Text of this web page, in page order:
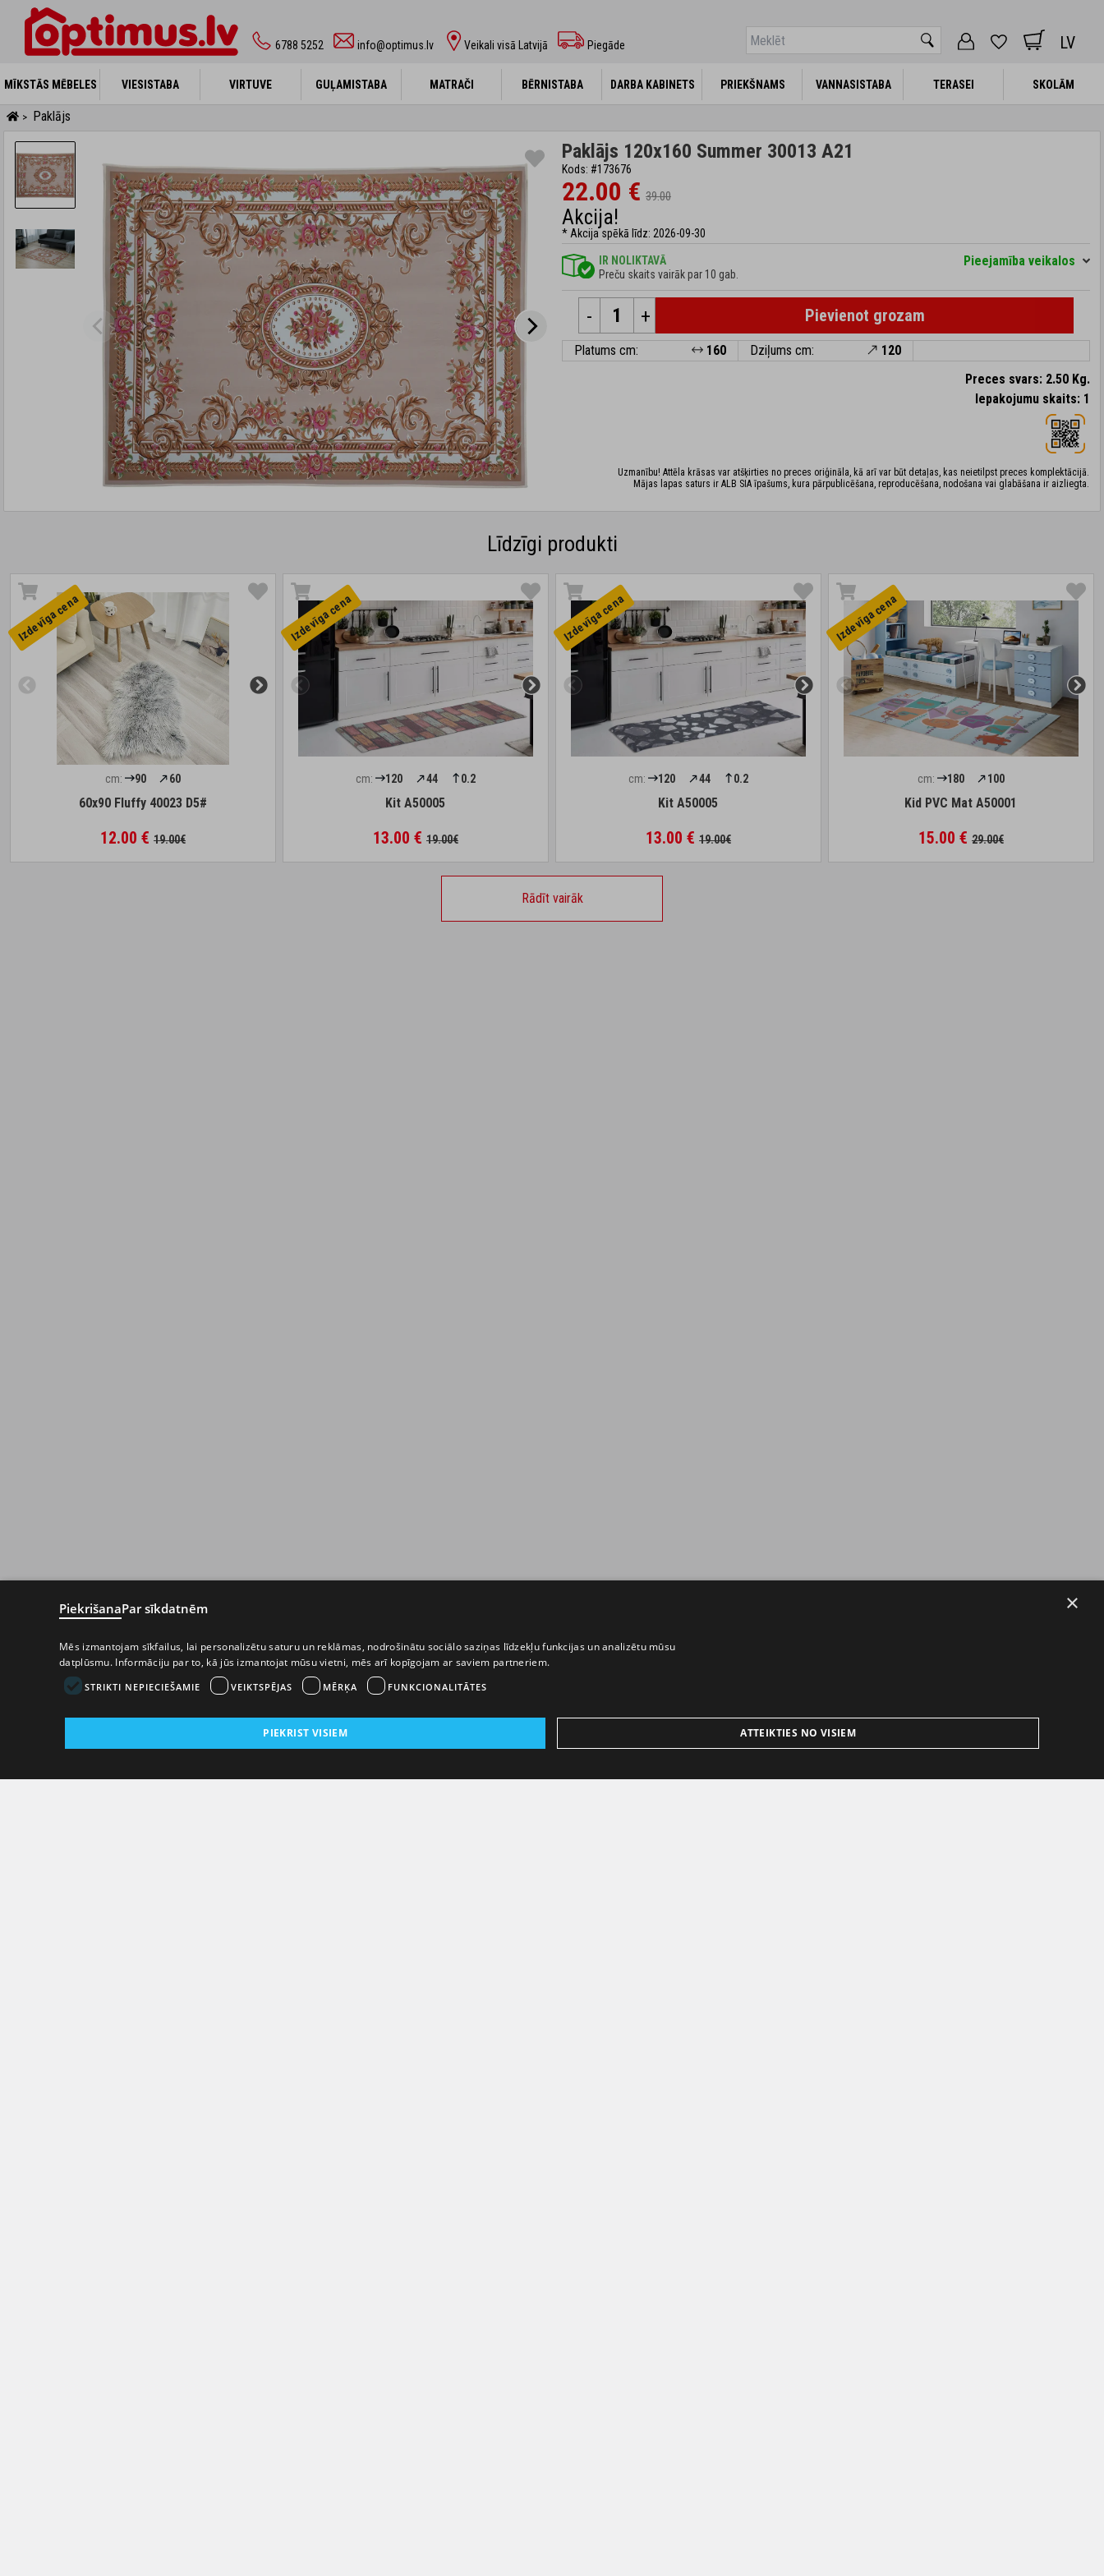
6788 5252 info@optimus.lv Veikali visā Latvijā Piegāde LV
MĪKSTĀS MĒBELES VIESISTABA VIRTUVE GUĻAMISTABA MATRAČI BĒRNISTABA DARBA KABINETS PRIEKŠNAMS VANNASISTABA TERASEI SKOLĀM
MĪKSTĀS MĒBELES VIESISTABA VIRTUVE GUĻAMISTABA MATRAČI BĒRNISTABA DARBA KABINETS PRIEKŠNAMS VANNASISTABA TERASEI SKOLĀM
> Paklājs
Paklājs 120x160 Summer 30013 A21
Kods: #173676
22.00 € 39.00
Akcija!
* Akcija spēkā līdz: 2026-09-30
IR NOLIKTAVĀ
Preču skaits vairāk par 10 gab.
Pieejamība veikalos
- + Pievienot grozam
Platums cm: 160 Dziļums cm:
120
Preces svars: 2.50 Kg.
Iepakojumu skaits: 1
Uzmanību! Attēla krāsas var atšķirties no preces oriģināla, kā arī var būt detaļas, kas neietilpst preces komplektācijā.
Mājas lapas saturs ir ALB SIA īpašums, kura pārpublicēšana, reproducēšana, nodošana vai glabāšana ir aizliegta.
Līdzīgi produkti
Izdevīga cena
cm: 90 60
60x90 Fluffy 40023 D5#
12.00 € 19.00€
Izdevīga cena
cm: 120 44 0.2
Kit A50005
13.00 € 19.00€
Izdevīga cena
cm: 120 44 0.2
Kit A50005
13.00 € 19.00€
Izdevīga cena
cm: 180 100
Kid PVC Mat A50001
15.00 € 29.00€
Rādīt vairāk
×
PiekrišanaPar sīkdatnēm
Mēs izmantojam sīkfailus, lai personalizētu saturu un reklāmas, nodrošinātu sociālo saziņas līdzekļu funkcijas un analizētu mūsu
datplūsmu. Informāciju par to, kā jūs izmantojat mūsu vietni, mēs arī kopīgojam ar saviem partneriem.
STRIKTI NEPIECIEŠAMIE VEIKTSPĒJAS MĒRĶA FUNKCIONALITĀTES
PIEKRIST VISIEM ATTEIKTIES NO VISIEM